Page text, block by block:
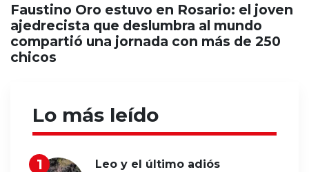
Faustino Oro estuvo en Rosario: el joven
ajedrecista que deslumbra al mundo
compartió una jornada con más de 250
chicos
Lo más leído
Leo y el último adiós